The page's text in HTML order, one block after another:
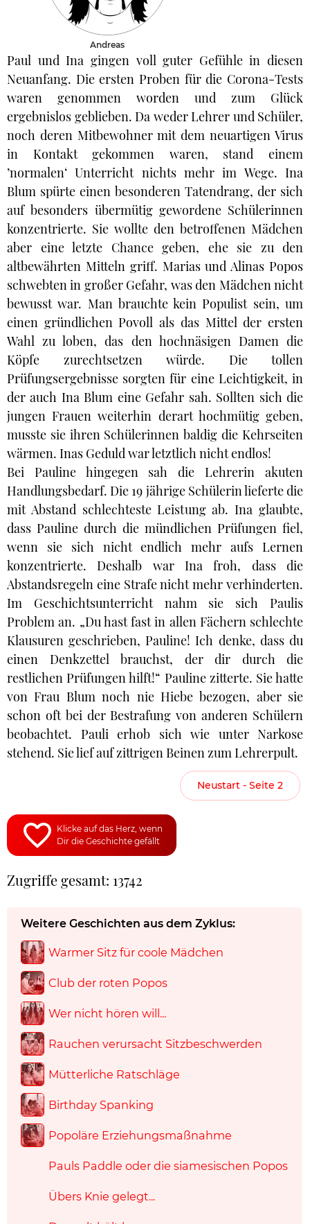
Andreas
Paul und Ina gingen voll guter Gefühle in diesen
Neuanfang. Die ersten Proben für die Corona-Tests
waren genommen worden und zum Glück
ergebnislos geblieben. Da weder Lehrer und Schüler,
noch deren Mitbewohner mit dem neuartigen Virus
in Kontakt gekommen waren, stand einem
’normalen‘ Unterricht nichts mehr im Wege. Ina
Blum spürte einen besonderen Tatendrang, der sich
auf besonders übermütig gewordene Schülerinnen
konzentrierte. Sie wollte den betroffenen Mädchen
aber eine letzte Chance geben, ehe sie zu den
altbewährten Mitteln griff. Marias und Alinas Popos
schwebten in großer Gefahr, was den Mädchen nicht
bewusst war. Man brauchte kein Populist sein, um
einen gründlichen Povoll als das Mittel der ersten
Wahl zu loben, das den hochnäsigen Damen die
Köpfe zurechtsetzen würde. Die tollen
Prüfungsergebnisse sorgten für eine Leichtigkeit, in
der auch Ina Blum eine Gefahr sah. Sollten sich die
jungen Frauen weiterhin derart hochmütig geben,
musste sie ihren Schülerinnen baldig die Kehrseiten
wärmen. Inas Geduld war letztlich nicht endlos!
Bei Pauline hingegen sah die Lehrerin akuten
Handlungsbedarf. Die 19 jährige Schülerin lieferte die
mit Abstand schlechteste Leistung ab. Ina glaubte,
dass Pauline durch die mündlichen Prüfungen fiel,
wenn sie sich nicht endlich mehr aufs Lernen
konzentrierte. Deshalb war Ina froh, dass die
Abstandsregeln eine Strafe nicht mehr verhinderten.
Im Geschichtsunterricht nahm sie sich Paulis
Problem an. „Du hast fast in allen Fächern schlechte
Klausuren geschrieben, Pauline! Ich denke, dass du
einen Denkzettel brauchst, der dir durch die
restlichen Prüfungen hilft!“ Pauline zitterte. Sie hatte
von Frau Blum noch nie Hiebe bezogen, aber sie
schon oft bei der Bestrafung von anderen Schülern
beobachtet. Pauli erhob sich wie unter Narkose
stehend. Sie lief auf zittrigen Beinen zum Lehrerpult.
Neustart - Seite 2
Klicke auf das Herz, wenn
Dir die Geschichte gefällt
Zugriffe gesamt: 13742
Weitere Geschichten aus dem Zyklus:
Warmer Sitz für coole Mädchen
Club der roten Popos
Wer nicht hören will...
Rauchen verursacht Sitzbeschwerden
Mütterliche Ratschläge
Birthday Spanking
Popoläre Erziehungsmaßnahme
Pauls Paddle oder die siamesischen Popos
Übers Knie gelegt...